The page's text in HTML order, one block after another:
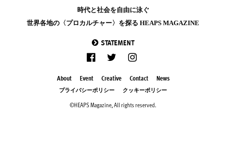
時代と社会を自由に泳ぐ
世界各地の〈プロカルチャー〉を探る HEAPS MAGAZINE
STATEMENT
About Event Creative Contact News
プライバシーポリシー クッキーポリシー
©HEAPS Magazine, All rights reserved.